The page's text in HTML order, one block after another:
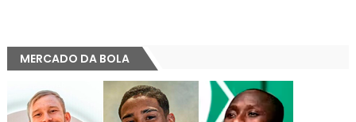
MERCADO DA BOLA